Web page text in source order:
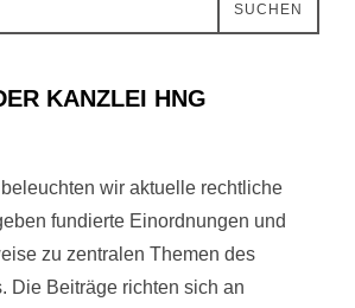
SUCHEN
KANZLEI HNG
beleuchten wir aktuelle rechtliche
fundierte Einordnungen und
zu zentralen Themen des
Die Beiträge richten sich an